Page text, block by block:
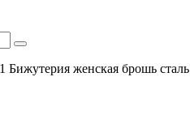
Бижутерия женская брошь сталь